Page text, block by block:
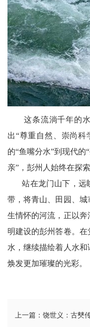
这条流淌千年的水
出“尊重自然、崇尚
的“鱼嘴分水”到现代的
亲”，彭州人始终在探
站在龙门山下，远
带，将青山、田园、
生情怀的河流，正以
明建设的彭州答卷。
水，继续描绘着人水
焕发更加璀璨的光彩。
上一篇：饶世义：古僰